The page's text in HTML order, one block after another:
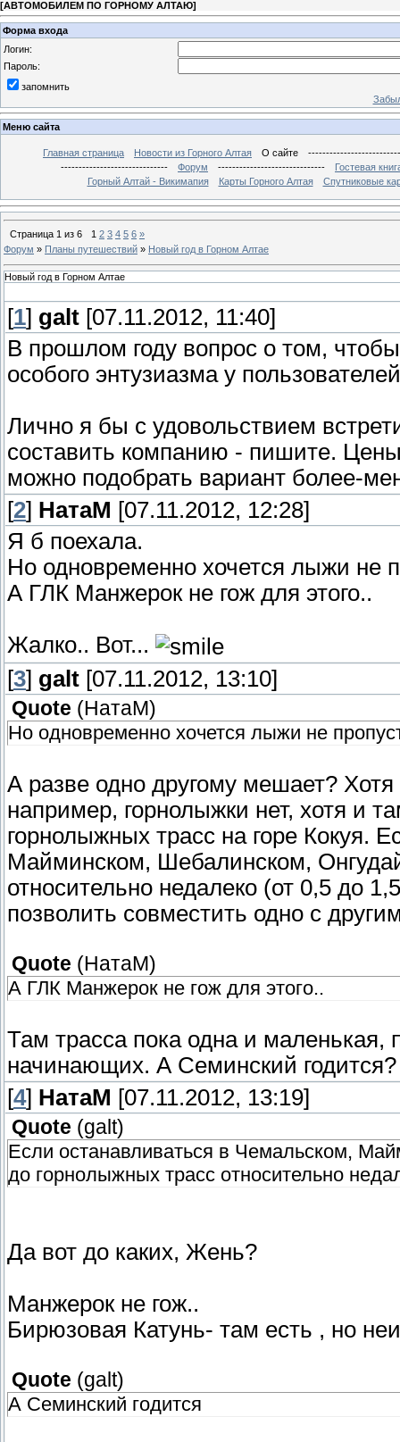
[АВТОМОБИЛЕМ ПО ГОРНОМУ АЛТАЮ]
Форма входа
Логин:
Пароль:
запомнить
Меню сайта
Главная страница Новости из Горного Алтая О сайте
------------------------------
Форум ------------------------------
Гостевая
Горный Алтай - Викимапия
Карты Горного Алтая Спутниковые
Страница 1 из 6 1 2 3 4 5 6 »
Форум » Планы путешествий » Новый год в Горном Алтае
Новый год в Горном Алтае
[1] galt [07.11.2012, 11:40]
В прошлом году вопрос о том,
особого энтузиазма у
Лично я бы с удовольствием
составить компанию - пишите.
можно подобрать вариант более-
[2] НатаМ [07.11.2012, 12:28]
Я б поехала.
Но одновременно хочется лыжи не
А ГЛК Манжерок не гож для этого..
Жалко.. Вот...
[3] galt [07.11.2012, 13:10]
Quote ( НатаМ)
Но одновременно хочется лыжи не
А разве одно другому мешает?
например, горнолыжки нет, хотя и
горнолыжных трасс на горе Кокуя.
Майминском, Шебалинском,
относительно недалеко (от 0,5 до
позволить совместить одно с
Quote ( НатаМ)
А ГЛК Манжерок не гож для этого..
Там трасса пока одна и маленькая,
начинающих. А Семинский годится?
[4] НатаМ [07.11.2012, 13:19]
Quote (galt)
Если останавливаться в Чемальском,
до горнолыжных трасс относительно
Да вот до каких, Жень?
Манжерок не гож..
Бирюзовая Катунь- там есть , но
Quote (galt)
А Семинский годится